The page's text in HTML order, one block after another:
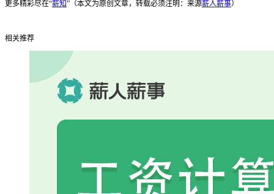
更多精彩尽在“薪知”（本文为原创文章，转载必须注明：来源薪人薪事）
相关推荐